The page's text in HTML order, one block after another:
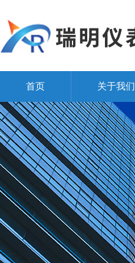
首页 关于我们